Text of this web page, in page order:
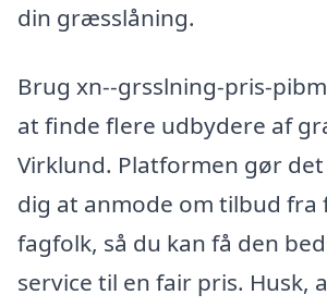
din græsslåning.
Brug xn--grsslning-pris-
at finde flere udbydere af
Virklund. Platformen gør
dig at anmode om tilbud fra
fagfolk, så du kan få den
service til en fair pris. Husk,